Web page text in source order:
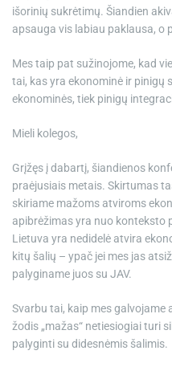
išorinių sukrėtimų. Šiandien
apsauga vis labiau paklausa, o
Mes taip pat sužinojome, kad
tai, kas yra ekonominė ir pinigų
ekonominės, tiek pinigų
Mieli kolegos,
Grįžęs į dabartį, šiandienos
praėjusiais metais. Skirtumas
skiriame mažoms atviroms
apibrėžimas yra nuo konteksto
Lietuva yra nedidelė atvira
kitų šalių – ypač jei mes jas
palyginame juos su JAV.
Svarbu tai, kaip mes galvojame
žodis „mažas“ netiesiogiai turi
palyginti su didesnėmis šalimis.